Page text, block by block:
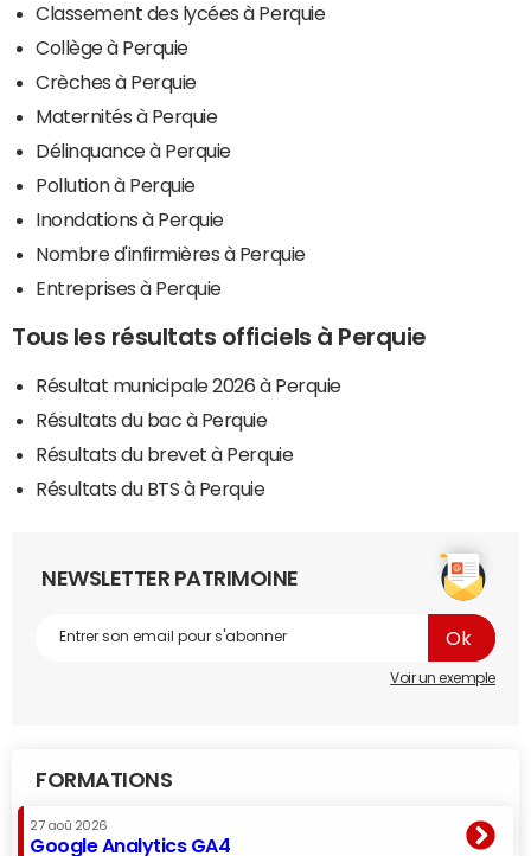
Classement des lycées à Perquie
Collège à Perquie
Crèches à Perquie
Maternités à Perquie
Délinquance à Perquie
Pollution à Perquie
Inondations à Perquie
Nombre d'infirmières à Perquie
Entreprises à Perquie
Tous les résultats officiels à Perquie
Résultat municipale 2026 à Perquie
Résultats du bac à Perquie
Résultats du brevet à Perquie
Résultats du BTS à Perquie
NEWSLETTER PATRIMOINE
Voir un exemple
FORMATIONS
27 aoû 2026
Google Analytics GA4